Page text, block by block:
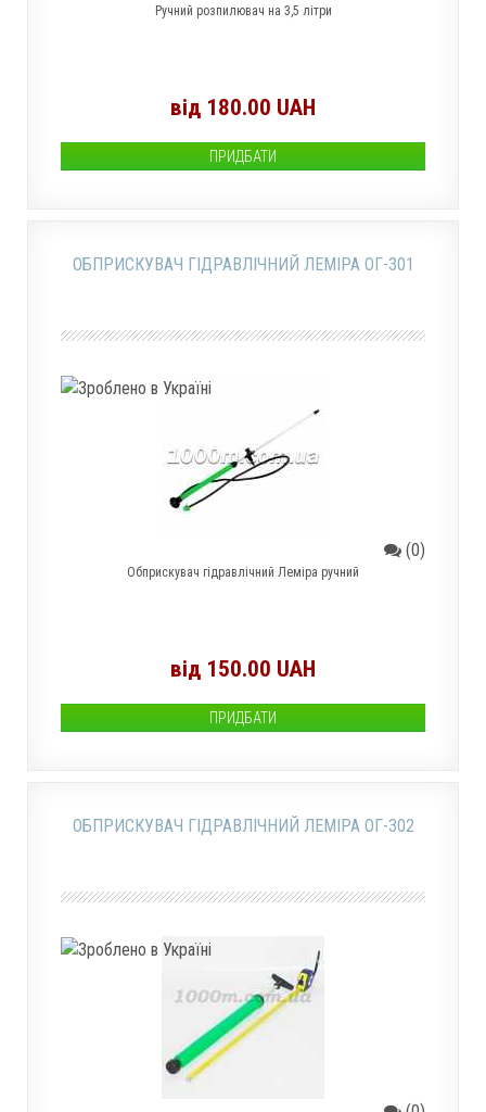
Ручний розпилювач на 3,5 літри
від 180.00 UAH
ПРИДБАТИ
ОБПРИСКУВАЧ ГІДРАВЛІЧНИЙ ЛЕМІРА ОГ-301
(0)
Обприскувач гідравлічний Леміра ручний
від 150.00 UAH
ПРИДБАТИ
ОБПРИСКУВАЧ ГІДРАВЛІЧНИЙ ЛЕМІРА ОГ-302